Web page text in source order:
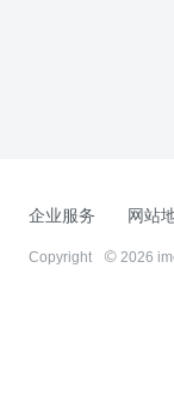
企业服务 网站
Copyright 2026